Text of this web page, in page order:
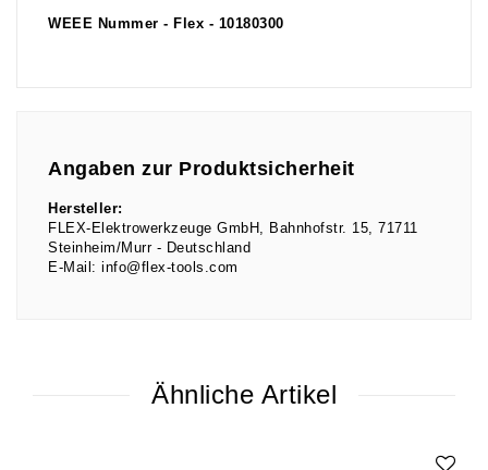
WEEE Nummer - Flex - 10180300
Angaben zur Produktsicherheit
Hersteller:
FLEX-Elektrowerkzeuge GmbH
Bahnhofstr. 15
71711
Steinheim/Murr
Deutschland
E-Mail: info@flex-tools.com
Ähnliche Artikel